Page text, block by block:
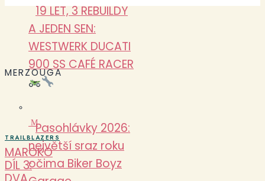
19 LET, 3 REBUILDY
A JEDEN SEN:
WESTWERK DUCATI
900 SS CAFÉ RACER
Pasohlávky 2026:
největší sraz roku
očima Biker Boyz
MERZOUGA
M
TRAILBLAZERS
MAROKO
DÍL 3: